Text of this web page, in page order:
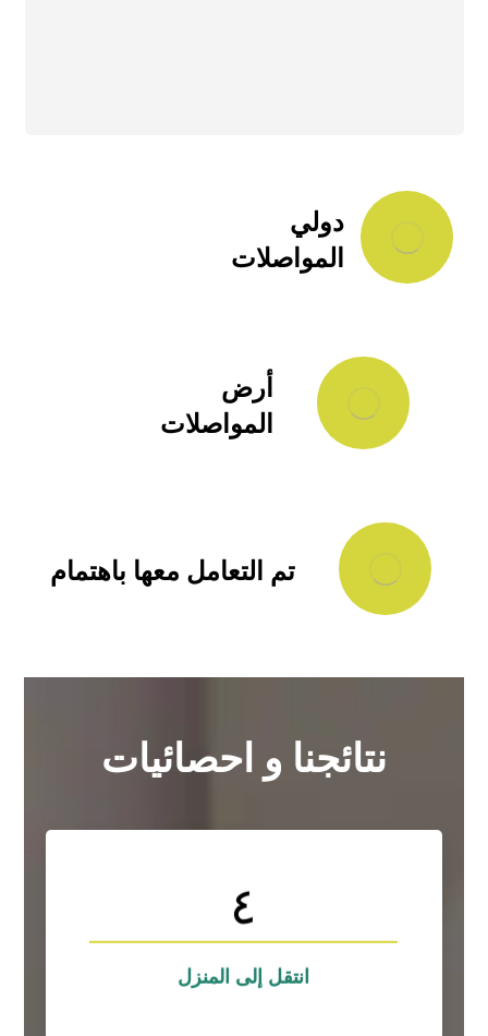
دولي
المواصلات
أرض
المواصلات
تم التعامل معها باهتمام
نتائجنا و احصائيات
٤
انتقل إلى المنزل
لوريم ايبسوم
لوريم ايبسوم هو نموذج افتراضي يوضع في
التصاميم